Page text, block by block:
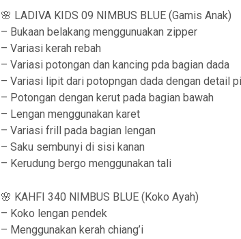
0
0
t
h
r
g
h
🌸 LADIVA KIDS 09 NIMBUS BLUE (Gamis Anak)
– Bukaan belakang menggunuakan zipper
– Variasi kerah rebah
– Variasi potongan dan kancing pda bagian dada
– Variasi lipit dari potopngan dada dengan detail
– Potongan dengan kerut pada bagian bawah
– Lengan menggunakan karet
– Variasi frill pada bagian lengan
– Saku sembunyi di sisi kanan
– Kerudung bergo menggunakan tali
🌸 KAHFI 340 NIMBUS BLUE (Koko Ayah)
– Koko lengan pendek
– Menggunakan kerah chiang’i